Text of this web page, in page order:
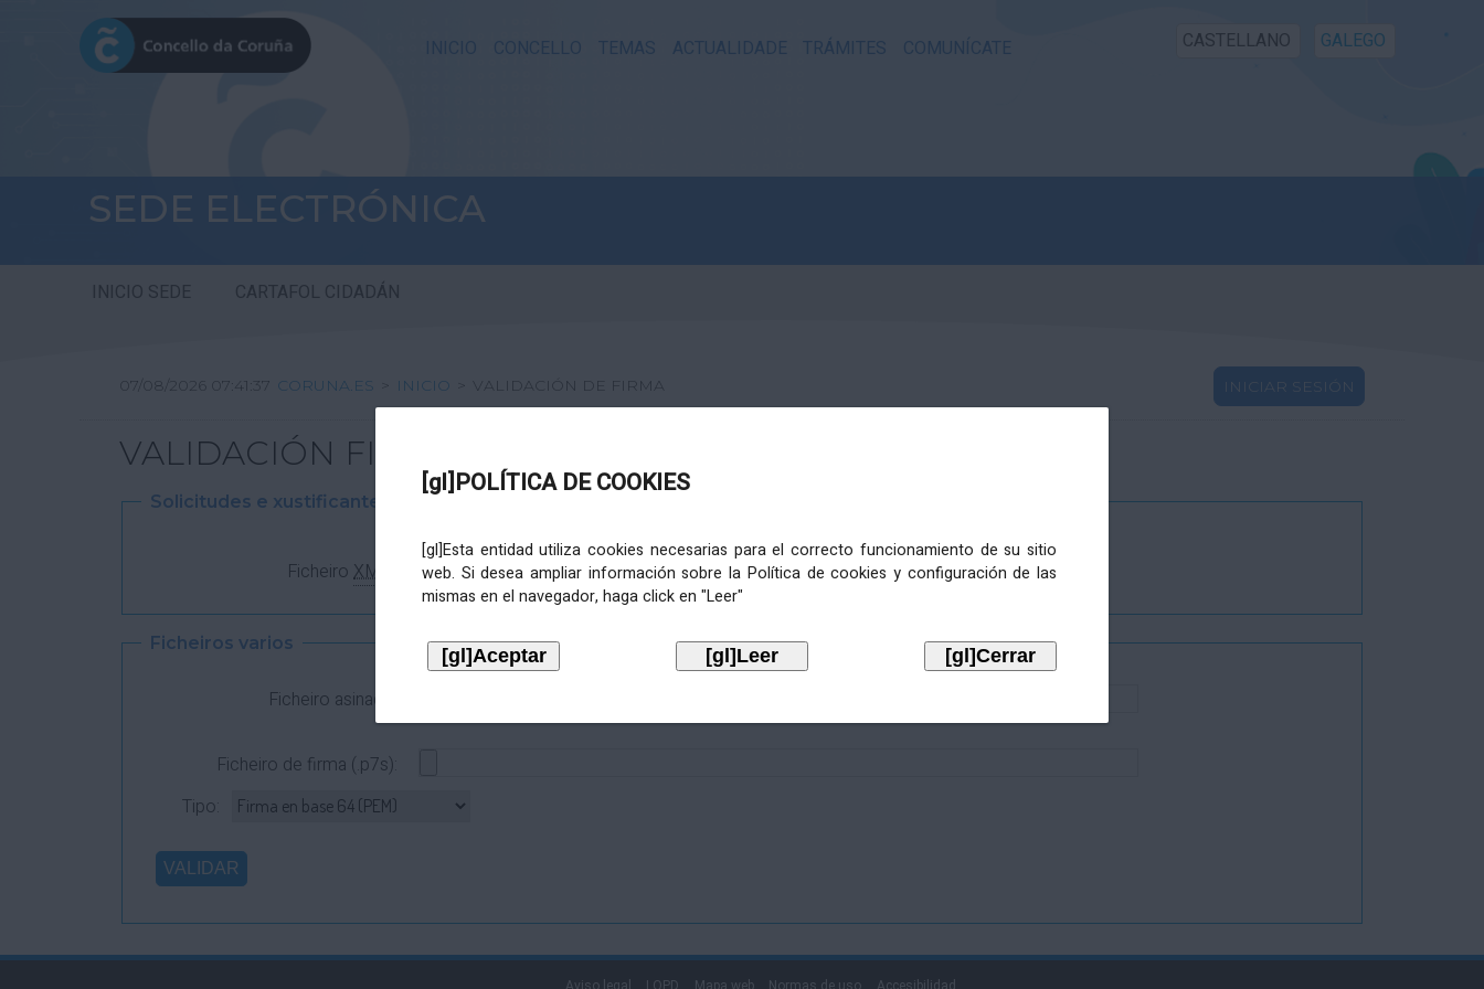
INICIO CONCELLO TEMAS ACTUALIDADE TRÁMITES COMUNÍCATE CASTELLANO GALEGO
SEDE ELECTRÓNICA
INICIO SEDE CARTAFOL CIDADÁN
[gl]POLÍTICA DE COOKIES
[gl]Esta entidad utiliza cookies necesarias para el correcto funcionamiento de su sitio
web. Si desea ampliar información sobre la Política de cookies y configuración de las
mismas en el navegador, haga click en "Leer"
07/08/2026 07:41:37 CORUNA.ES > INICIO > VALIDACIÓN DE FIRMA INICIAR SESIÓN
VALIDACIÓN FIRMA DIXITAL
Solicitudes e xustificantes
FicheiroXML
Ficheiros varios
Ficheiro asinado:
Ficheiro de firma (.p7s):
Tipo:
Aviso legal LOPD Mapa web Normas de uso Accesibilidad